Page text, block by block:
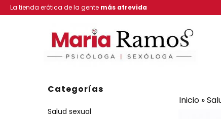
La tienda erótica de la gente más atrevida
Categorías
Salud sexual
Inicio »